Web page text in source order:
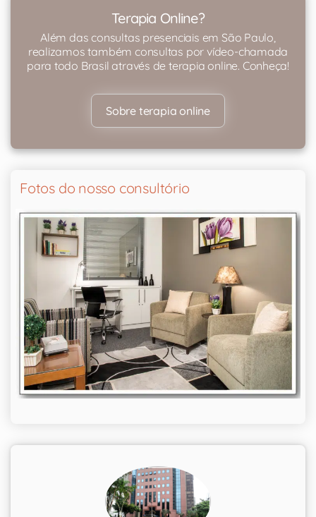
Terapia Online?
Além das consultas presenciais em São Paulo,
realizamos também consultas por vídeo-chamada
para todo Brasil através de terapia online. Conheça!
Sobre terapia online
Fotos do nosso consultório